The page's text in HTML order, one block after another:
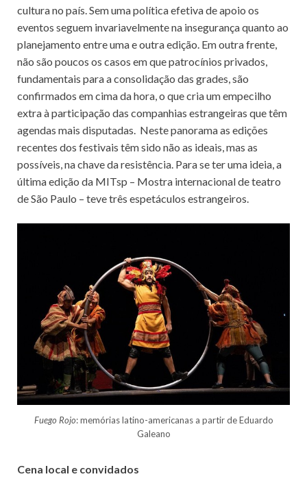
cultura no país. Sem uma política efetiva de apoio os
eventos seguem invariavelmente na insegurança quanto ao
planejamento entre uma e outra edição. Em outra frente,
não são poucos os casos em que patrocínios privados,
fundamentais para a consolidação das grades, são
confirmados em cima da hora, o que cria um empecilho
extra à participação das companhias estrangeiras que têm
agendas mais disputadas. Neste panorama as edições
recentes dos festivais têm sido não as ideais, mas as
possíveis, na chave da resistência. Para se ter uma ideia, a
última edição da MITsp – Mostra internacional de teatro
de São Paulo – teve três espetáculos estrangeiros.
Fuego Rojo: memórias latino-americanas a partir de Eduardo
Galeano
Cena local e convidados